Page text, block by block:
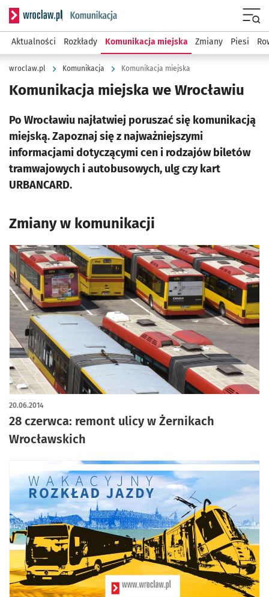
Serwis informacyjny wroclaw.pl podserwis: Komunikacja
Aktualności Rozkłady Komunikacja miejska Zmiany Piesi
wroclaw.pl Komunikacja Komunikacja miejska
Komunikacja miejska we Wrocławiu
Po Wrocławiu najłatwiej poruszać się komunikacją
miejską. Zapoznaj się z najważniejszymi
informacjami dotyczącymi cen i rodzajów biletów
tramwajowych i autobusowych, ulg czy kart
URBANCARD.
Zmiany w komunikacji
28 czerwca: remont ulicy w Żernikach
Wrocławskich
20.06.2014